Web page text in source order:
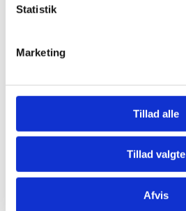
Statistik
Marketing
Tillad alle
Tillad valgte
Afvis
Oplysningens hjemmeside.
Kontakt
Europapolitisk kontor (EUPOL)